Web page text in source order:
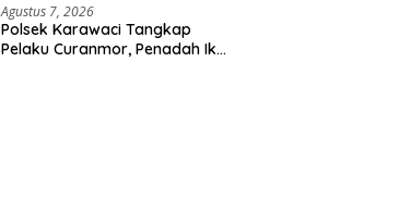
Agustus 7, 2026
Polsek Karawaci Tangkap
Pelaku Curanmor, Penadah Ikut